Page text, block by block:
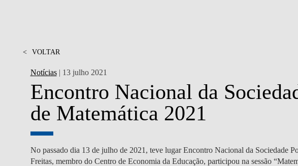
< VOLTAR
Notícias| 13 julho 2021
Encontro Nacional da
de Matemática 2021
No passado dia 13 de julho de 2021, teve lugar Encontro Nacional da Sociedade
Freitas, membro do Centro de Economia da Educação, participou na sessão